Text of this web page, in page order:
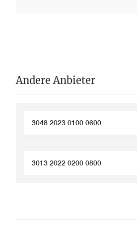
Andere Anbieter
3048 2023 0100 0600
3013 2022 0200 0800